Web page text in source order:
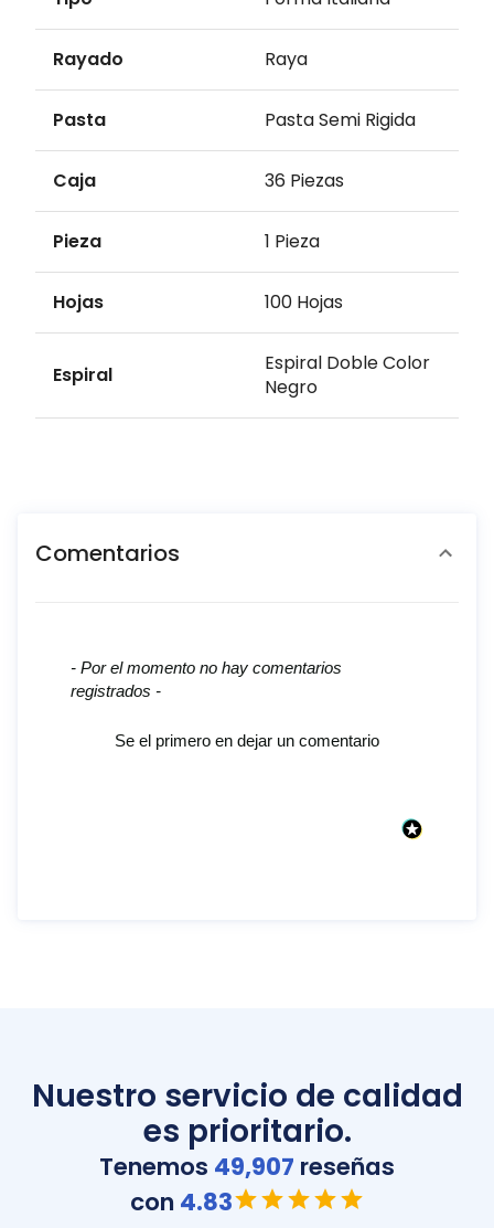
Rayado Raya
Pasta Pasta Semi Rigida
Caja 36 Piezas
Pieza 1 Pieza
Hojas 100 Hojas
Espiral
Espiral Doble Color
Negro
Comentarios
- Por el momento no hay comentarios
registrados -
Se el primero en dejar un comentario
New content loaded
Nuestro servicio de calidad
es prioritario.
Tenemos 49,907 reseñas
con 4.83